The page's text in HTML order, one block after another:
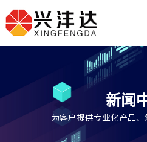
新闻
为客户提供专业化产品